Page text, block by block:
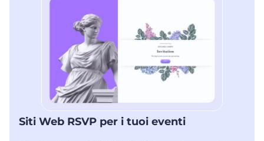
Siti Web RSVP per i tuoi eventi